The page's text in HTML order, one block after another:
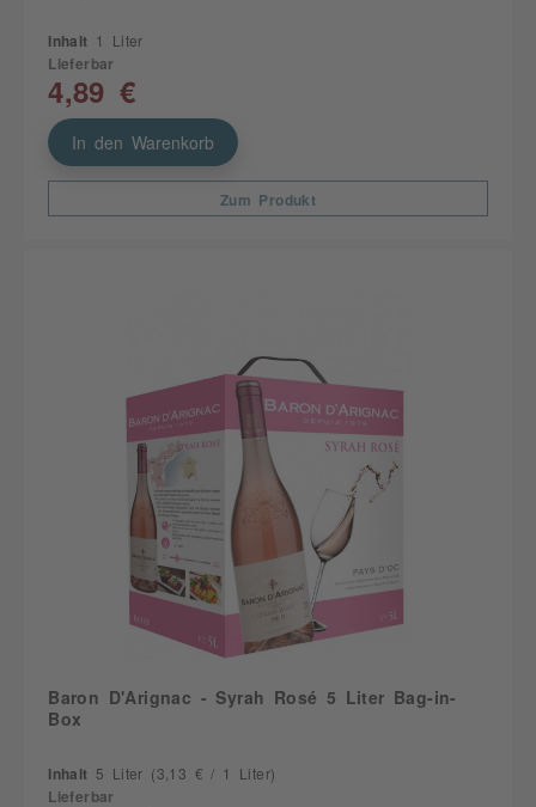
Inhalt 1 Liter
Lieferbar
4,89 €
In den Warenkorb
Zum Produkt
Baron D'Arignac - Syrah Rosé 5 Liter Bag-in-
Box
Inhalt 5 Liter (3,13 € / 1 Liter)
Lieferbar